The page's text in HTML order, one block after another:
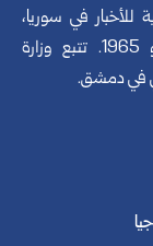
للأخبار في سوريا،
تأسست في 24 يونيو 1965. تتبع وزارة
في دمشق.